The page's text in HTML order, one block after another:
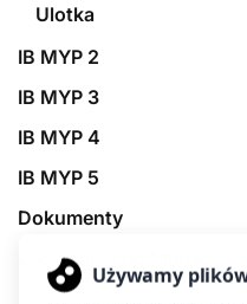
Ulotka
IB MYP 2
IB MYP 3
IB MYP 4
IB MYP 5
Dokumenty
Logowanie do ManageBac